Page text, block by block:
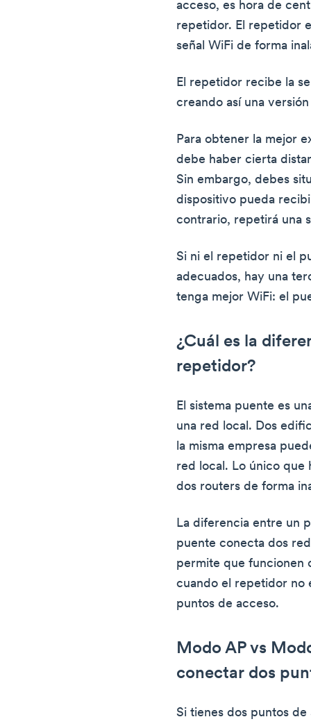
acceso, es hora de
repetidor. El repetidor
señal WiFi de forma
El repetidor recibe la
creando así una
Para obtener la mejor
debe haber cierta
Sin embargo, debes
dispositivo pueda
contrario, repetirá una
Si ni el repetidor ni el
adecuados, hay una
tenga mejor WiFi: el
¿Cuál es la
repetidor?
El sistema puente es
una red local. Dos
la misma empresa
red local. Lo único que
dos routers de forma
La diferencia entre un
puente conecta dos
permite que funcionen
cuando el repetidor no
puntos de acceso.
Modo AP vs
conectar dos
Si tienes dos puntos